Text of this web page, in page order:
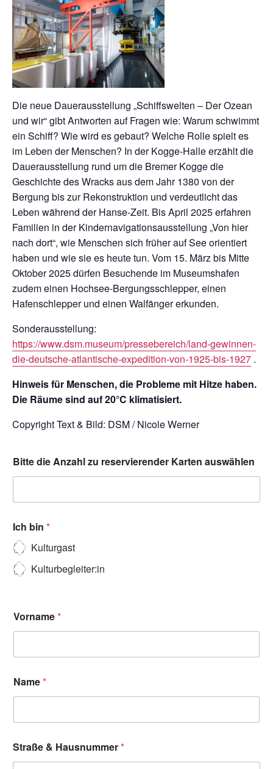
Die neue Dauerausstellung „Schiffswelten – Der Ozean
und wir“ gibt Antworten auf Fragen wie: Warum schwimmt
ein Schiff? Wie wird es gebaut? Welche Rolle spielt es
im Leben der Menschen? In der Kogge-Halle erzählt die
Dauerausstellung rund um die Bremer Kogge die
Geschichte des Wracks aus dem Jahr 1380 von der
Bergung bis zur Rekonstruktion und verdeutlicht das
Leben während der Hanse-Zeit. Bis April 2025 erfahren
Familien in der Kindernavigationsausstellung „Von hier
nach dort“, wie Menschen sich früher auf See orientiert
haben und wie sie es heute tun. Vom 15. März bis Mitte
Oktober 2025 dürfen Besuchende im Museumshafen
zudem einen Hochsee-Bergungsschlepper, einen
Hafenschlepper und einen Walfänger erkunden.
Sonderausstellung:
https://www.dsm.museum/pressebereich/land-gewinnen-
die-deutsche-atlantische-expedition-von-1925-bis-1927 .
Hinweis für Menschen, die Probleme mit Hitze haben.
Die Räume sind auf 20°C klimatisiert.
Copyright Text & Bild: DSM / Nicole Werner
Bitte die Anzahl zu reservierender Karten auswählen
Ich bin *
Kulturgast
Kulturbegleiter:in
Vorname*
Name*
Straße & Hausnummer*